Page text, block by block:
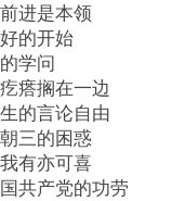
进是本领
的开始
学问
瘩搁在一边
的言论自由
三的困惑
有亦可喜
共产党的功劳